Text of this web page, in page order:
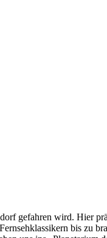
gefahren wird. Hier
bis zu